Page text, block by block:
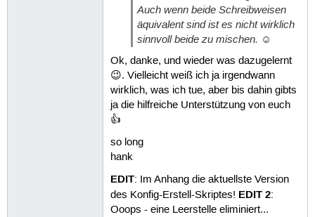
Auch wenn beide Schreibweisen
äquivalent sind ist es nicht wirklich
sinnvoll beide zu mischen. ☺
Ok, danke, und wieder was dazugelernt
😉. Vielleicht weiß ich ja irgendwann
wirklich, was ich tue, aber bis dahin gibts
ja die hilfreiche Unterstützung von euch
👍
so long
hank
EDIT: Im Anhang die aktuellste Version
des Konfig-Erstell-Skriptes! EDIT 2:
Ooops - eine Leerstelle eliminiert...